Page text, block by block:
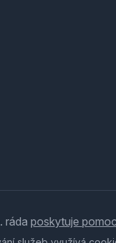
ráda poskytuje pomoc